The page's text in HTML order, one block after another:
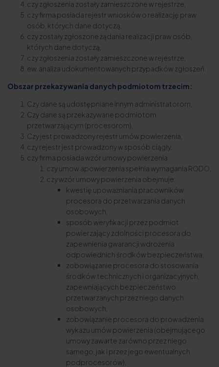
czy zgłoszenia zostały zamieszczone w rejestrze,
czy firma posiada rejestr wniosków o realizację praw
osób, których dane dotyczą,
czy zostały zgłoszone żądania realizacji praw osób,
których dane dotyczą,
czy zgłoszenia zostały zamieszczone w rejestrze,
ew. analiza udokumentowanych przypadków zgłoszeń.
Obszar przekazywania danych podmiotom trzecim:
Czy dane są udostępniane innym administratorom,
Czy dane są przekazywane podmiotom
przetwarzającym (procesorom),
Czy jest prowadzony rejestr umów powierzenia,
czy rejestr jest prowadzony w sposób ciągły,
czy firma posiada wzór umowy powierzenia
czy umow apowierzenia spełnia wymagania RODO,
czy wzór umowy powierzenia obejmuje:
kwestię upoważniania pracowników
procesora do przetwarzania danych
osobowych,
sposób weryfikacji przez podmiot
powierzający zdolności procesora do
zapewnienia gwarancji wdrożenia
odpowiednich środków bezpieczeństwa,
zobowiązanie procesora do stosowania
środków technicznych i organizacyjnych,
zapewniających bezpieczeństwo
przetwarzanych przez niego danych
osobowych,
zobowiązanie procesora do prowadzenia
wykazu umów powierzenia (obejmującego
umowy zawarte zarówno przez niego
samego, jak i przez jego ewentualnych
podprocesorów),